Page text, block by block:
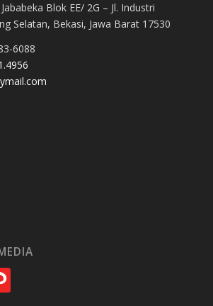
Blok EE/ 2G – Jl. Industri
Selatan, Bekasi, Jawa Barat 17530
6088